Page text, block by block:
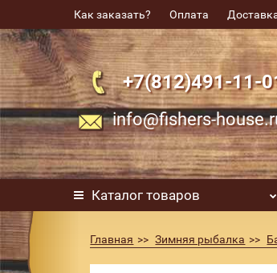
Как заказать? Оплата
+7(812)491-11-
info@fishers-
Каталог товаров
Главная Зимняя рыбалка